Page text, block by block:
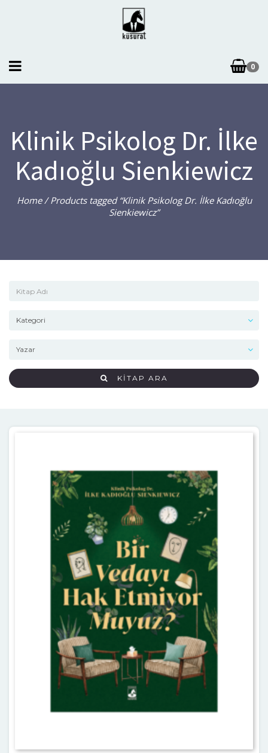
0
Klinik Psikolog Dr. İlke
Kadıoğlu Sienkiewicz
Home/ Products tagged “Klinik Psikolog Dr. İlke Kadıoğlu
Sienkiewicz”
KITAP ARA